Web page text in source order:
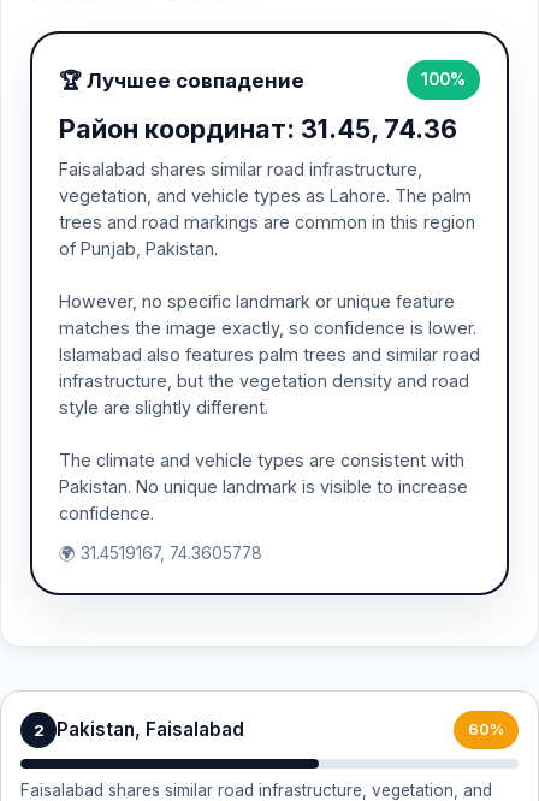
🏆 Лучшее совпадение 100%
Район координат: 31.45, 74.36
Faisalabad shares similar road infrastructure,
vegetation, and vehicle types as Lahore. The palm
trees and road markings are common in this region
of Punjab, Pakistan.
However, no specific landmark or unique feature
matches the image exactly, so confidence is lower.
Islamabad also features palm trees and similar road
infrastructure, but the vegetation density and road
style are slightly different.
The climate and vehicle types are consistent with
Pakistan. No unique landmark is visible to increase
confidence.
🌍 31.4519167, 74.3605778
2 Pakistan, Faisalabad 60%
Faisalabad shares similar road infrastructure, vegetation, and